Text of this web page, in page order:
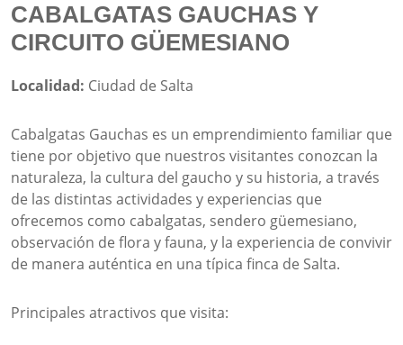
CABALGATAS GAUCHAS Y
CIRCUITO GÜEMESIANO
Localidad: Ciudad de Salta
Cabalgatas Gauchas es un emprendimiento familiar que
tiene por objetivo que nuestros visitantes conozcan la
naturaleza, la cultura del gaucho y su historia, a través
de las distintas actividades y experiencias que
ofrecemos como cabalgatas, sendero güemesiano,
observación de flora y fauna, y la experiencia de convivir
de manera auténtica en una típica finca de Salta.
Principales atractivos que visita: